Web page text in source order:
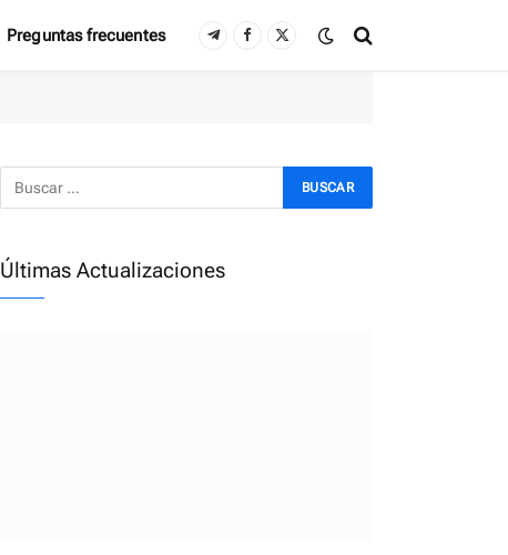
Preguntas frecuentes TelegramFacebook
X
Últimas Actualizaciones